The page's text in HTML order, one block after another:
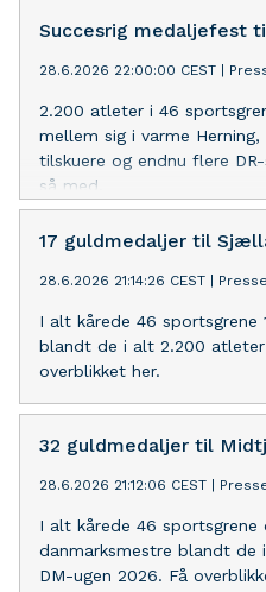
Succesrig medaljefest
28.6.2026 22:00:00 CEST |
2.200 atleter i 46
mellem sig i varme
tilskuere og endnu flere
så med.
17 guldmedaljer til
28.6.2026 21:14:26 CEST |
I alt kårede 46 sportsgrene
blandt de i alt 2.200 atleter
overblikket her.
32 guldmedaljer til
28.6.2026 21:12:06 CEST |
I alt kårede 46 sportsgrene
danmarksmestre blandt
DM-ugen 2026. Få